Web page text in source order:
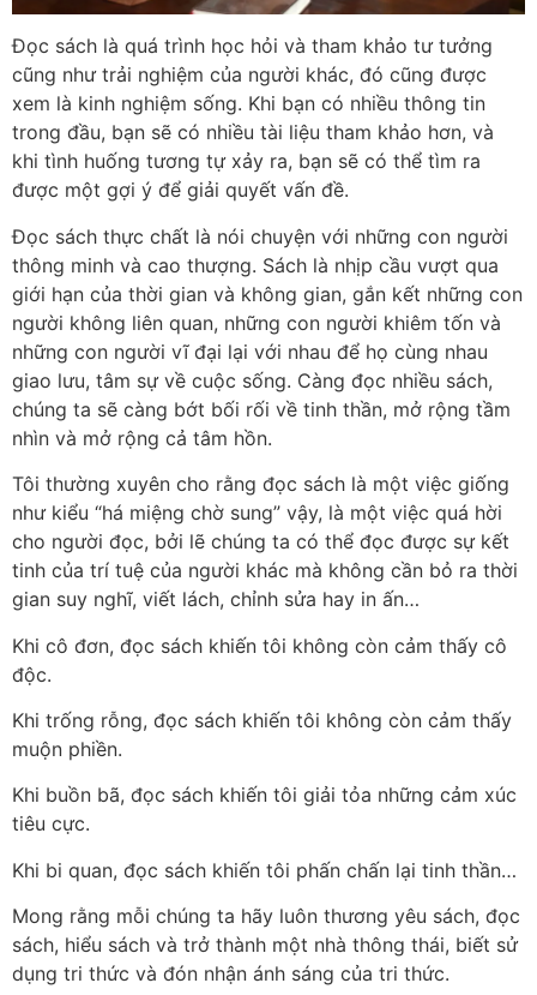
Đọc sách là quá trình học hỏi và tham khảo tư tưởng
cũng như trải nghiệm của người khác, đó cũng được
xem là kinh nghiệm sống. Khi bạn có nhiều thông tin
trong đầu, bạn sẽ có nhiều tài liệu tham khảo hơn, và
khi tình huống tương tự xảy ra, bạn sẽ có thể tìm ra
được một gợi ý để giải quyết vấn đề.
Đọc sách thực chất là nói chuyện với những con người
thông minh và cao thượng. Sách là nhịp cầu vượt qua
giới hạn của thời gian và không gian, gắn kết những con
người không liên quan, những con người khiêm tốn và
những con người vĩ đại lại với nhau để họ cùng nhau
giao lưu, tâm sự về cuộc sống. Càng đọc nhiều sách,
chúng ta sẽ càng bớt bối rối về tinh thần, mở rộng tầm
nhìn và mở rộng cả tâm hồn.
Tôi thường xuyên cho rằng đọc sách là một việc giống
như kiểu “há miệng chờ sung” vậy, là một việc quá hời
cho người đọc, bởi lẽ chúng ta có thể đọc được sự kết
tinh của trí tuệ của người khác mà không cần bỏ ra thời
gian suy nghĩ, viết lách, chỉnh sửa hay in ấn…
Khi cô đơn, đọc sách khiến tôi không còn cảm thấy cô
độc.
Khi trống rỗng, đọc sách khiến tôi không còn cảm thấy
muộn phiền.
Khi buồn bã, đọc sách khiến tôi giải tỏa những cảm xúc
tiêu cực.
Khi bi quan, đọc sách khiến tôi phấn chấn lại tinh thần…
Mong rằng mỗi chúng ta hãy luôn thương yêu sách, đọc
sách, hiểu sách và trở thành một nhà thông thái, biết sử
dụng tri thức và đón nhận ánh sáng của tri thức.